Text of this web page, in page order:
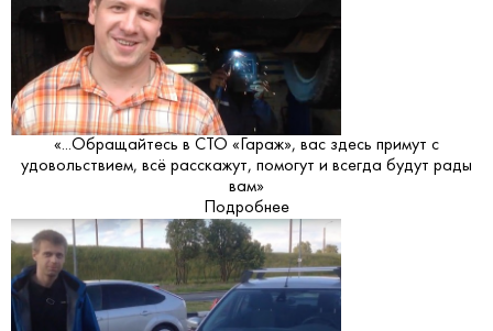
«...Обращайтесь в СТО «Гараж», вас здесь примут с
удовольствием, всё расскажут, помогут и всегда будут рады
вам»
Подробнее